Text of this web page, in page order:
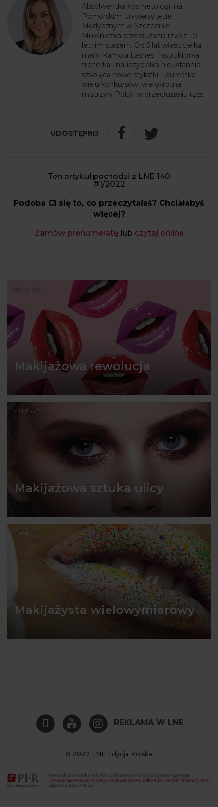
Absolwentka kosmetologii na
Pomorskim Uniwersytecie
Medycznym w Szczecinie.
Miłośniczka przedłużania rzęs z 10-
letnim stażem. Od 5 lat właścicielka
marki Kamola Lashes. Instruktorka,
trenerka i nauczycielka nieustannie
szkoląca nowe stylistki. Laureatka
wielu konkursów, wielokrotna
mistrzyni Polski w przedłużaniu rzęs.
Ten artykuł pochodzi z LNE 140
#1/2022
Podoba Ci się to, co przeczytałaś? Chciałabyś
więcej?
Zamów prenumeratę lub czytaj online
MAKE-UP
Makijażowa rewolucja
MAKE-UP
Makijażowa sztuka ulicy
MAKE-UP
Makijażysta wielowymiarowy
REKLAMA W LNE
© 2022 LNE Edycja Polska